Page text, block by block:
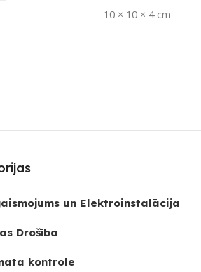
10 × 10 × 4 cm
PIEEJAMS UZREIZ
un Elektroinstalācija
Drošība
kontrole